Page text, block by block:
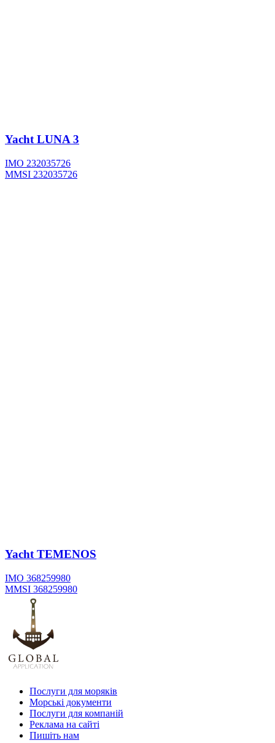
Yacht LUNA 3
IMO 232035726
MMSI 232035726
YachtTEMENOS
IMO 368259980
MMSI 368259980
Послуги для моряків
Морські документи
Послуги для компаній
Реклама на сайті
Пишіть нам